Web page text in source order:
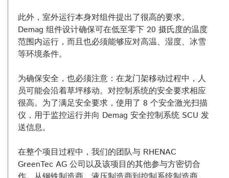
此外，室外运行本身对组件提出了很高的要求。
Demag 组件设计确保可在低至零下 20 摄氏度的温度
范围内运行，而且也必须能够应对高温、湿度、冰雪
等环境条件。
为确保安全，也必须注意：在龙门架移动过程中，人
员可能会沿着草坪移动。对控制系统的安全要求相应
很高。为了满足安全要求，使用了 8 个安全激光扫描
仪，用于监控运行并向 Demag 安全控制系统 SCU 发
送信息。
在整个项目过程中，我们的团队与 RHENAC
GreenTec AG 公司以及该项目的其他参与方密切合